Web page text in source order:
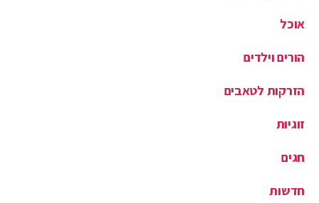
אוכל
הורים וילדים
הזרקות לטאבים
זוגיות
חגים
חדשות